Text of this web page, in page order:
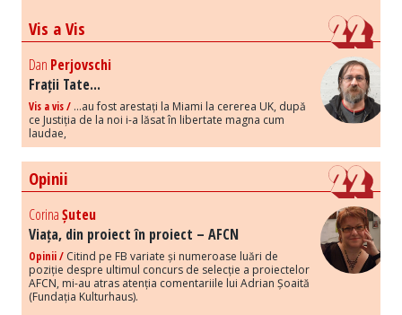
Vis a Vis
Dan Perjovschi
Frații Tate...
Vis a vis / ...au fost arestați la Miami la cererea UK, după
ce Justiția de la noi i-a lăsat în libertate magna cum
laudae,
Opinii
CorinaȘuteu
Viața, din proiect în proiect – AFCN
Opinii / Citind pe FB variate și numeroase luări de
poziție despre ultimul concurs de selecție a proiectelor
AFCN, mi-au atras atenția comentariile lui Adrian Șoaită
(Fundația Kulturhaus).